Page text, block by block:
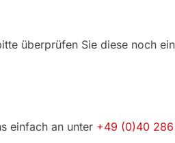
überprüfen Sie diese noch
einfach an unter +49 (0)40 286